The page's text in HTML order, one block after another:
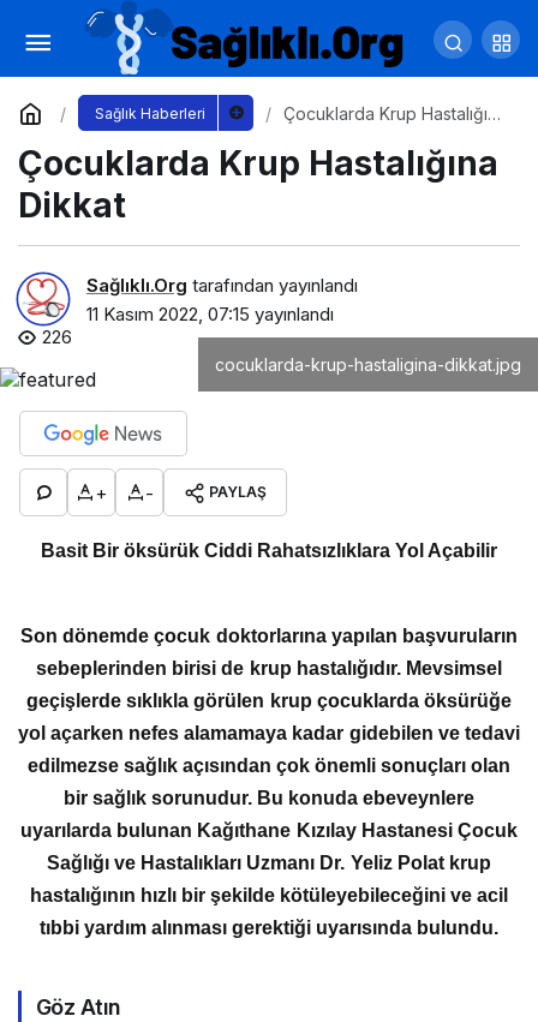
Sağlık Haberleri
Çocuklarda Krup Hastalığına
Çocuklarda Krup Hastalığına
Dikkat
Sağlıklı.Org tarafından yayınlandı
11 Kasım 2022, 07:15 yayınlandı
226
cocuklarda-krup-hastaligina-dikkat.jpg
+ - PAYLAŞ
Basit Bir öksürük Ciddi Rahatsızlıklara Yol Açabilir
Son dönemde çocuk doktorlarına yapılan başvuruların
sebeplerinden birisi de krup hastalığıdır. Mevsimsel
geçişlerde sıklıkla görülen krup çocuklarda öksürüğe
yol açarken nefes alamamaya kadar gidebilen ve tedavi
edilmezse sağlık açısından çok önemli sonuçları olan
bir sağlık sorunudur. Bu konuda ebeveynlere
uyarılarda bulunan Kağıthane Kızılay Hastanesi Çocuk
Sağlığı ve Hastalıkları Uzmanı Dr. Yeliz Polat krup
hastalığının hızlı bir şekilde kötüleyebileceğini ve acil
tıbbi yardım alınması gerektiği uyarısında bulundu.
Göz Atın
Atamızın diyeti Yorum Yap Paylaş